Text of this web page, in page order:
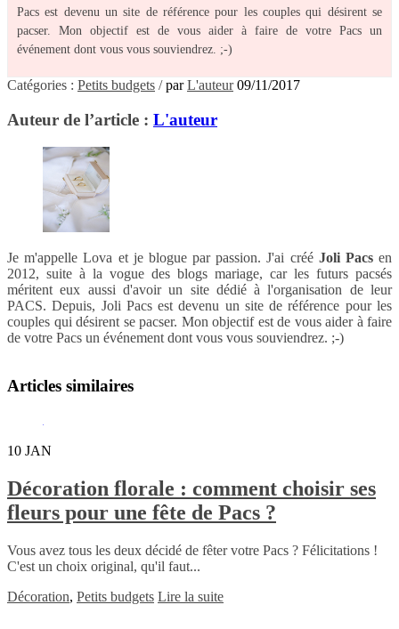
Pacs est devenu un site de référence pour les couples qui désirent se
pacser. Mon objectif est de vous aider à faire de votre Pacs un
événement dont vous vous souviendrez. ;-)
Catégories : Petits budgets /parL'auteur 09/11/2017
Auteur de l’article : L'auteur
Je m'appelle Lova et je blogue par passion. J'ai créé Joli Pacsen
2012, suite à la vogue des blogs mariage, car les futurs pacsés
méritent eux aussi d'avoir un site dédié à l'organisation de leur
PACS. Depuis, Joli Pacs est devenu un site de référence pour les
couples qui désirent se pacser. Mon objectif est de vous aider à faire
de votre Pacs un événement dont vous vous souviendrez. ;-)
Articles similaires
10 JAN
Décoration florale : comment choisir ses
fleurs pour une fête de Pacs ?
Vous avez tous les deux décidé de fêter votre Pacs ? Félicitations !
C'est un choix original, qu'il faut...
Décoration, Petits budgets Lire la suite